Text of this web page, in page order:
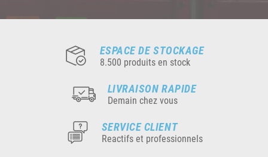
ESPACE DE STOCKAGE
8.500 produits en stock
LIVRAISON RAPIDE
Demain chez vous
SERVICE CLIENT
Reactifs et professionnels